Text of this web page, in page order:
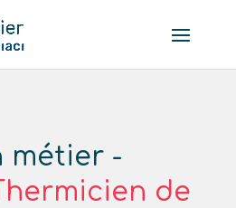
métier -
de